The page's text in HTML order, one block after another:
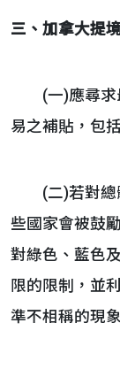
三、加拿大提
(一)應尋求
易之補貼，包
(二)若對總
些國家會被鼓
對綠色、藍色
限的限制，並
準不相稱的現象